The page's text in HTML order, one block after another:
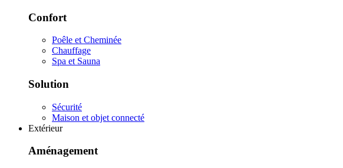
Confort
Poêle et Cheminée
Chauffage
Spa et Sauna
Solution
Sécurité
Maison et objet connecté
Extérieur
Aménagement